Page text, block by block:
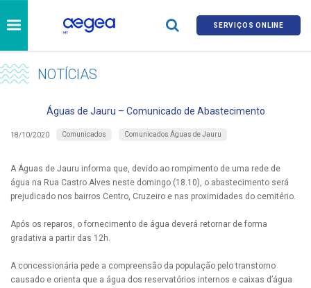
SERVIÇOS ONLINE
NOTÍCIAS
Águas de Jauru – Comunicado de Abastecimento
18/10/2020 Comunicados Comunicados Águas de Jauru
A Águas de Jauru informa que, devido ao rompimento de uma rede de
água na Rua Castro Alves neste domingo (18.10), o abastecimento será
prejudicado nos bairros Centro, Cruzeiro e nas proximidades do cemitério.
Após os reparos, o fornecimento de água deverá retornar de forma
gradativa a partir das 12h.
A concessionária pede a compreensão da população pelo transtorno
causado e orienta que a água dos reservatórios internos e caixas d’água